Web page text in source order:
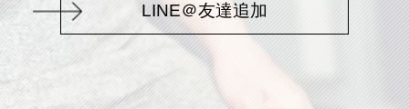
LINE＠友達追加